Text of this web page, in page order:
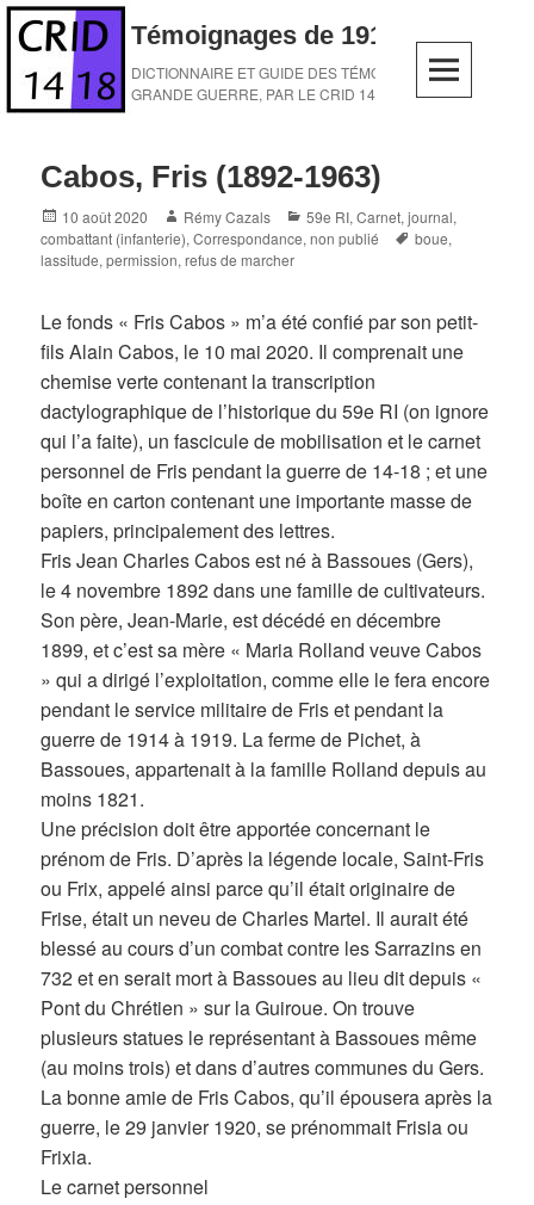
Skip
content
Témoignages de 1914-1918
DICTIONNAIRE ET GUIDE DES TÉMOINS DE LA
GRANDE GUERRE, PAR LE CRID 14-18
Cabos, Fris (1892-1963)
Posted
on
10 août 2020 Author
Rémy Cazals Categories
59e RI,Carnet, journal,
combattant (infanterie),Correspondance,non publié Tags
boue,
lassitude,permission,refus de marcher
Le fonds « Fris Cabos » m’a été confié par son petit-
fils Alain Cabos, le 10 mai 2020. Il comprenait une
chemise verte contenant la transcription
dactylographique de l’historique du 59e RI (on ignore
qui l’a faite), un fascicule de mobilisation et le carnet
personnel de Fris pendant la guerre de 14-18 ; et une
boîte en carton contenant une importante masse de
papiers, principalement des lettres.
Fris Jean Charles Cabos est né à Bassoues (Gers),
le 4 novembre 1892 dans une famille de cultivateurs.
Son père, Jean-Marie, est décédé en décembre
1899, et c’est sa mère « Maria Rolland veuve Cabos
» qui a dirigé l’exploitation, comme elle le fera encore
pendant le service militaire de Fris et pendant la
guerre de 1914 à 1919. La ferme de Pichet, à
Bassoues, appartenait à la famille Rolland depuis au
moins 1821.
Une précision doit être apportée concernant le
prénom de Fris. D’après la légende locale, Saint-Fris
ou Frix, appelé ainsi parce qu’il était originaire de
Frise, était un neveu de Charles Martel. Il aurait été
blessé au cours d’un combat contre les Sarrazins en
732 et en serait mort à Bassoues au lieu dit depuis «
Pont du Chrétien » sur la Guiroue. On trouve
plusieurs statues le représentant à Bassoues même
(au moins trois) et dans d’autres communes du Gers.
La bonne amie de Fris Cabos, qu’il épousera après la
guerre, le 29 janvier 1920, se prénommait Frisia ou
Frixia.
Le carnet personnel